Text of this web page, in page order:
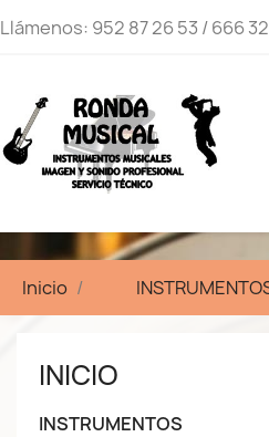
Llámenos: 952 87 26 53 / 666
Inicio
INICIO
INSTRUMENTOS